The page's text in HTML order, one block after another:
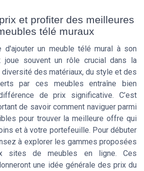
et profiter des meilleures
télé muraux
d'ajouter un meuble télé mural à son
joue souvent un rôle crucial dans la
diversité des matériaux, du style et des
par ces meubles entraîne bien
de prix significative. C’est
de savoir comment naviguer parmi
pour trouver la meilleure offre qui
et à votre portefeuille. Pour débuter
à explorer les gammes proposées
sites de meubles en ligne. Ces
une idée générale des prix du